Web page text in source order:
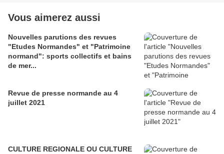
Vous aimerez aussi
Nouvelles parutions des revues
"Etudes Normandes" et "Patrimoine
normand": sports collectifs et bains
de mer...
Revue de presse normande au 4
juillet 2021
CULTURE REGIONALE OU CULTURE